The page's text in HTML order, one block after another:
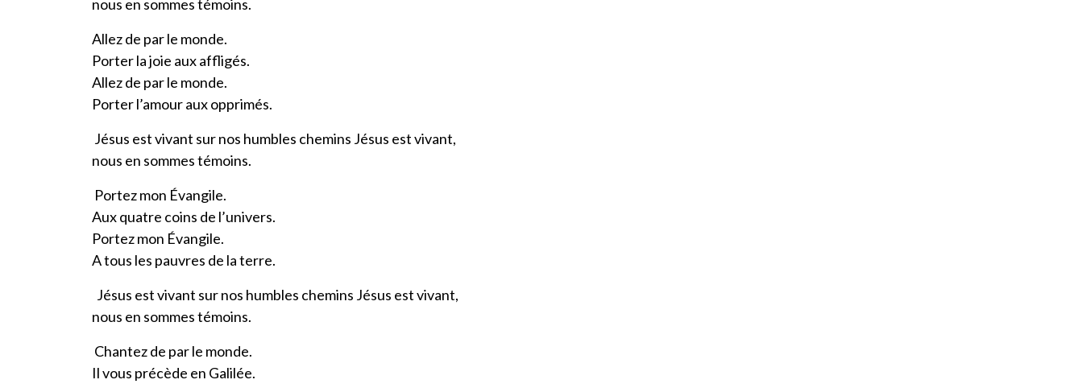
nous en sommes témoins.
Allez de par le monde.
Porter la joie aux affligés.
Allez de par le monde.
Porter l’amour aux opprimés.
Jésus est vivant sur nos humbles chemins Jésus est vivant,
nous en sommes témoins.
Portez mon Évangile.
Aux quatre coins de l’univers.
Portez mon Évangile.
A tous les pauvres de la terre.
Jésus est vivant sur nos humbles chemins Jésus est vivant,
nous en sommes témoins.
Chantez de par le monde.
Il vous précède en Galilée.